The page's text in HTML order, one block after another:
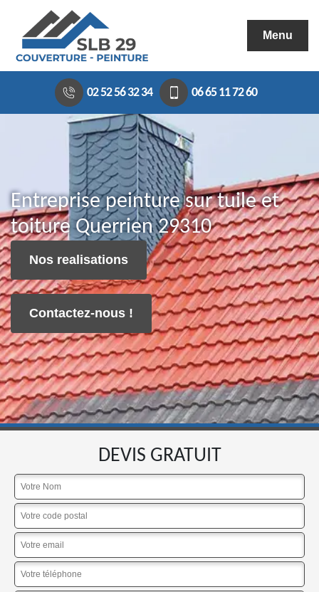
Menu
02 52 56 32 34 06 65 11 72 60
Entreprise peinture sur tuile et
toiture Querrien 29310
Nos realisations
Contactez-nous !
DEVIS GRATUIT